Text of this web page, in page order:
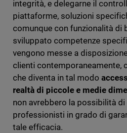
integrità, e delegarne il
piattaforme, soluzioni
comunque con funzionalità di
sviluppato competenze
vengono messe a
clienti contemporaneamente,
che diventa in tal modo
realtà di piccole e medie
non avrebbero la possibilità
professionisti in grado di
tale efficacia.